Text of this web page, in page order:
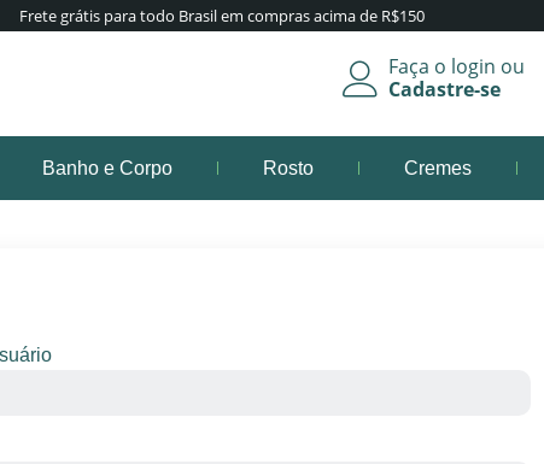
Frete grátis para todo Brasil em compras acima de R$150
Faça o login ou
Cadastre-se
Banho e Corpo Rosto Cremes